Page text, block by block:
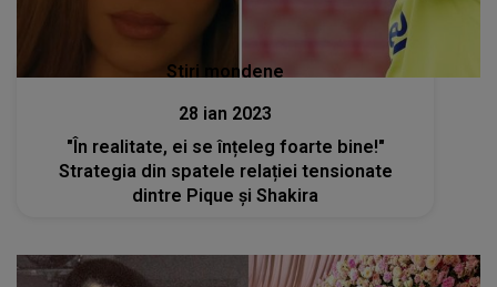
Stiri mondene
28 ian 2023
"În realitate, ei se înțeleg foarte bine!"
Strategia din spatele relației tensionate
dintre Pique și Shakira